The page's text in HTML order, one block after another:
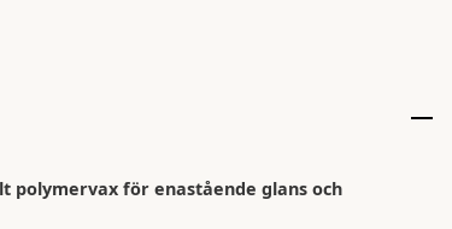
polymervax för enastående glans och